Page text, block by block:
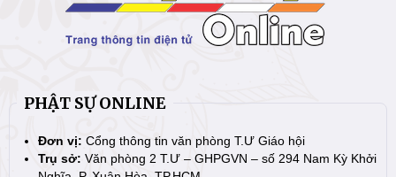
PHẬT SỰ ONLINE
Đơn vị: Cổng thông tin văn phòng T.Ư Giáo hội
Trụ sở: Văn phòng 2 T.Ư – GHPGVN – số 294 Nam Kỳ Khởi